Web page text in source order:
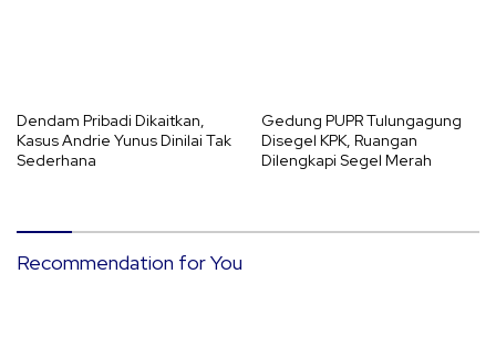
Dendam Pribadi Dikaitkan,
Kasus Andrie Yunus Dinilai Tak
Sederhana
Gedung PUPR Tulungagung
Disegel KPK, Ruangan
Dilengkapi Segel Merah
Recommendation for You